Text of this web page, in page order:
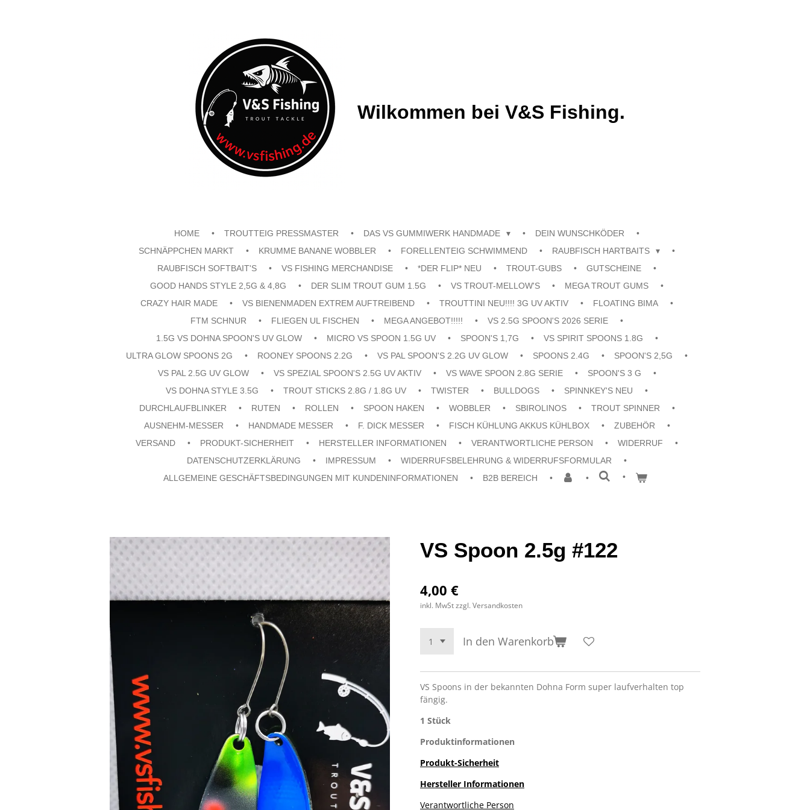
Wilkommen bei V&S Fishing.
HOME TROUTTEIG PRESSMASTER DAS VS GUMMIWERK HANDMADE
DEIN WUNSCHKÖDER
SCHNÄPPCHEN MARKT
KRUMME BANANE WOBBLER FORELLENTEIG SCHWIMMEND
RAUBFISCH HARTBAITS
RAUBFISCH SOFTBAIT'S
VS FISHING MERCHANDISE *DER FLIP* NEU TROUT-GUBS
GUTSCHEINE
GOOD HANDS STYLE 2,5G & 4,8G
DER SLIM TROUT GUM 1.5G VS TROUT-MELLOW'S
MEGA TROUT GUMS
CRAZY HAIR MADE
VS BIENENMADEN EXTREM AUFTREIBEND TROUTTINI NEU!!!! 3G UV AKTIV
FLOATING BIMA
FTM SCHNUR
FLIEGEN UL FISCHEN MEGA ANGEBOT!!!!!
VS 2.5G SPOON'S 2026 SERIE
1.5G VS DOHNA SPOON'S UV GLOW
MICRO VS SPOON 1.5G UV SPOON'S 1,7G
VS SPIRIT SPOONS 1.8G
ULTRA GLOW SPOONS 2G
ROONEY SPOONS 2.2G VS PAL SPOON'S 2.2G UV GLOW SPOONS 2.4G
SPOON'S 2,5G
VS PAL 2.5G UV GLOW
VS SPEZIAL SPOON'S 2.5G UV AKTIV VS WAVE SPOON 2.8G SERIE
SPOON'S 3 G
VS DOHNA STYLE 3.5G
TROUT STICKS 2.8G / 1.8G UV TWISTER BULLDOGS
SPINNKEY'S NEU
DURCHLAUFBLINKER
RUTEN ROLLEN SPOON HAKEN WOBBLER SBIROLINOS
TROUT SPINNER
AUSNEHM-MESSER
HANDMADE MESSER F. DICK MESSER FISCH KÜHLUNG AKKUS KÜHLBOX
ZUBEHÖR
VERSAND
PRODUKT-SICHERHEIT HERSTELLER INFORMATIONEN VERANTWORTLICHE PERSON
WIDERRUF
DATENSCHUTZERKLÄRUNG
IMPRESSUM
WIDERRUFSBELEHRUNG & WIDERRUFSFORMULAR
ALLGEMEINE GESCHÄFTSBEDINGUNGEN MIT KUNDENINFORMATIONEN
B2B BEREICH
VS Spoon 2.5g #122
4,00 €
inkl. MwSt zzgl. Versandkosten
In den Warenkorb
VS Spoons in der bekannten Dohna Form super laufverhalten top
fängig.
1 Stück
Produktinformationen
Produkt-Sicherheit
Hersteller Informationen
Verantwortliche Person